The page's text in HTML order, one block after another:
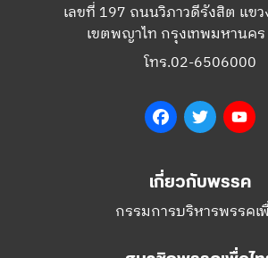
เลขที่ 197 ถนนวิภาวดีรังสิต แขว
เขตพญาไท กรุงเทพมหานค
โทร.02-6506000
FacebookTwitter
เกี่ยวกับพรรค
กรรมการบริหารพรรคเ